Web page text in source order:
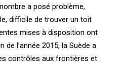
a posé problème,
difficile de trouver un toit
mises à disposition ont
de l’année 2015, la Suède a
contrôles aux frontières et